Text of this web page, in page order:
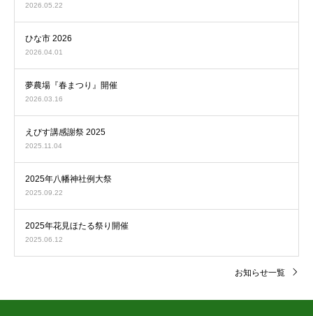
2026.05.22
ひな市 2026
2026.04.01
夢農場『春まつり』開催
2026.03.16
えびす講感謝祭 2025
2025.11.04
2025年八幡神社例大祭
2025.09.22
2025年花見ほたる祭り開催
2025.06.12
お知らせ一覧